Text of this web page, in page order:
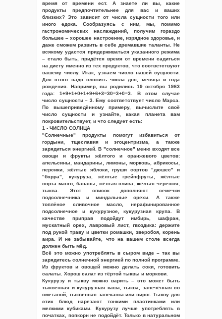
время от времени ест. А знаете ли вы, какие
продукты предпочтительнее для вас и ваших
близких? Это зависит от числа сущности того или
иного едока. Сообразуясь с ним, мы, помимо
гастрономических наслаждений, получим гораздо
большее – хорошее настроение, изрядное здоровье, и
даже сможем развить в себе дремавшие таланты. Не
всякому удастся придерживаться указанного режима
– стало быть, придётся время от времени садиться
на диету именно из тех продуктов, что соответствуют
вашему числу. Итак, узнаем число нашей сущности.
Для этого надо сложить числа дня, месяца и года
рождения. Например, вы родились 19 октября 1963
года: 1+9+1+0+1+9+6+3=30=3+0=3. В этом случае
число сущности – 3. Ему соответствует число Марса.
По вышеприведённому примеру, вычислите своё
число сущности и узнайте, какая планета вам
покровительствует, и что следует есть:
1 - ЧИСЛО СОЛНЦА
"Солнечные" продукты помогут избавиться от
гордыни, тщеславия и эгоцентризма, а также
зарядиться энергией. В "солнечное" меню входят все
овощи и фрукты жёлтого и оранжевого цветов:
апельсины, мандарины, лимоны, морковь, абрикосы,
персики, жёлтые яблоки, груши сортов "дюшес" и
"бэрра", кукуруза, жёлтые грейпфруты, жёлтые
сорта манго, бананы, жёлтая слива, жёлтая черешня,
тыква. Этот список дополняют семечки
подсолнечника и миндальные орехи. А также
топлёное сливочное масло, нерафинированное
подсолнечное и кукурузное, кукурузная крупа. В
качестве приправ подойдут имбирь, шафран,
мускатный орех, лавровый лист, гвоздика: держите
под рукой траву и цветки ромашки, зверобоя, корень
аира. И не забывайте, что на вашем столе всегда
должен быть мёд.
Всё это можно употреблять в сыром виде – так вы
зарядитесь солнечной энергией по полной программе.
Из фруктов и овощей можно делать соки, готовить
салаты. Хорош салат из тёртой тыквы и моркови.
Кукурузу и тыкву можно варить – это может быть
тыквенная и кукурузная каша, тыква, запечённая со
сметаной, тыквенная запеканка или пирог. Тыкву для
этих блюд нарезают тонкими пластинками или
мелкими кубиками. Кукурузу лучше употреблять в
початках, попкорн не подойдёт. Только в натуральном